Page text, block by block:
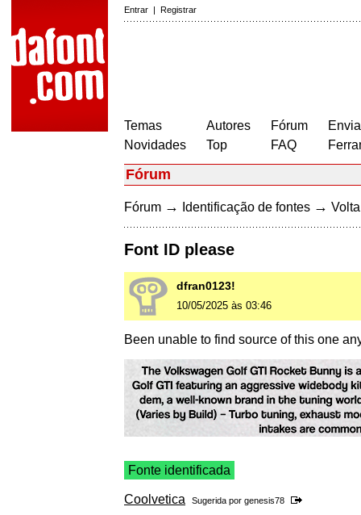
Entrar | Registrar
Temas
Novidades
Autores
Top
Fórum
FAQ
Fórum
Fórum → Identificação de fontes →
Font ID please
dfran0123!
10/05/2025 às 03:46
Been unable to find source of this one
Fonte identificada
Coolvetica Sugerida por genesis78